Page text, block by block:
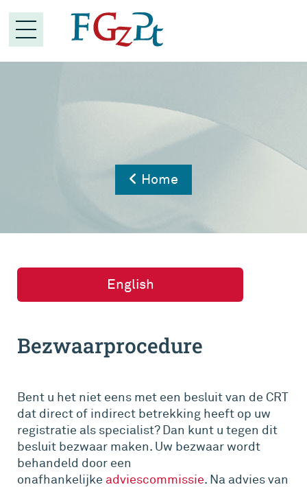
Home
English
Bezwaarprocedure
Bent u het niet eens met een besluit van de CRT
dat direct of indirect betrekking heeft op uw
registratie als specialist? Dan kunt u tegen dit
besluit bezwaar maken. Uw bezwaar wordt
behandeld door een
onafhankelijke adviescommissie. Na advies van